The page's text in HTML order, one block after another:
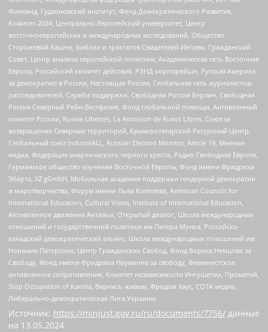
Финланд, Гудзоновский институт, Фонд Демократического Развития,
Комитет-2024, Центрально-Европейский университет, Центр
восточноевропейских и международных исследований, Общество
Сторожевой башни, Библии и трактатов Свидетелей Иеговы, Гражданский
Совет, Центр анализа европейской политики, Академическая сеть Восточная
Европа, Российский комитет действия, РЭНД корпорейшн, Русская Америка
за демократию в России, Настоящая Россия, Глобальная сеть журналистов-
расследователей, Служба поддержки, Свободная Россия Берлин, Свободная
Россия Северный Рейн-Вестфалия, Фонд глобальной помощи, Антивоенный
комитет России, Russie-Libertes, La Asocicion de Rusos Libres, Союз за
возвращение Северных территорий, Крымскотатарский Ресурсный Центр,
Глобальный союз IndustriALL, Russian Election Monitor, Article 19, Мнение
медиа, Федерация анархического черного креста, Радио Свободная Европа,
Германское общество изучения Восточной Европы, Фонд имени Фридриха
Эберта, XZ gGmbH, Мобильная академия поддержки гендерной демократии
и миротворчества, Форум имени Льва Копелева, American Councils for
International Education, Cultural Vistas, Institute of International Education,
Антивоенное движение Антальи, Открытый диалог, Школа международных
отношений и государственной политики им Питера Мунка, Российско-
канадский демократический альянс, Школа международных отношений им
Нормана Патерсона, Центр Гражданских Свобод, Фонд Бориса Немцова за
Свободу, Фонд имени Фридриха Науманна за свободу, Феминистское
антивоенное сопротивление, Комитет независимости Ингушетии, Прометей,
Stop Occupation of Karelia, Вернись живым, Фридом Хаус, СОТА медиа,
Либерально-демократическая Лига Украины
Источник: https://minjust.gov.ru/ru/documents/7756/ данные
на 13.05.2024